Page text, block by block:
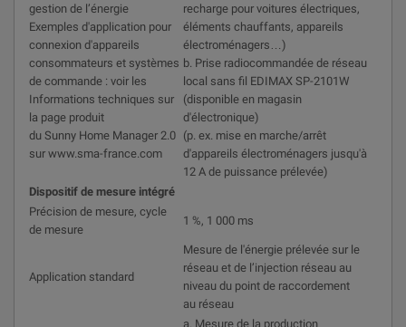
gestion de l’énergie
Exemples d'application pour
connexion d'appareils
consommateurs et systèmes
de commande : voir les
Informations techniques sur
la page produit
du Sunny Home Manager 2.0
sur www.sma-france.com
recharge pour voitures électriques,
éléments chauffants, appareils
électroménagers…)
b. Prise radiocommandée de réseau
local sans fil EDIMAX SP-2101W
(disponible en magasin
d'électronique)
(p. ex. mise en marche/arrêt
d'appareils électroménagers jusqu'à
12 A de puissance prélevée)
Dispositif de mesure intégré
Précision de mesure, cycle
de mesure
1 %, 1 000 ms
Application standard
Mesure de l'énergie prélevée sur le
réseau et de l’injection réseau au
niveau du point de raccordement
au réseau
a. Mesure de la production